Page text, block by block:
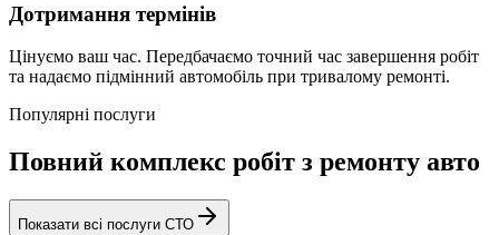
Дотримання термінів
Цінуємо ваш час. Передбачаємо точний час завершення робіт
та надаємо підмінний автомобіль при тривалому ремонті.
Популярні послуги
Повний комплекс робіт з ремонту авто
Показати всі послуги СТО